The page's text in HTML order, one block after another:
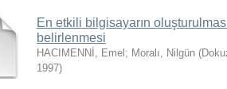
En etkili bilgisayarın
belirlenmesi
HACIMENNİ, Emel ; Moralı, Nilgün (
1997)